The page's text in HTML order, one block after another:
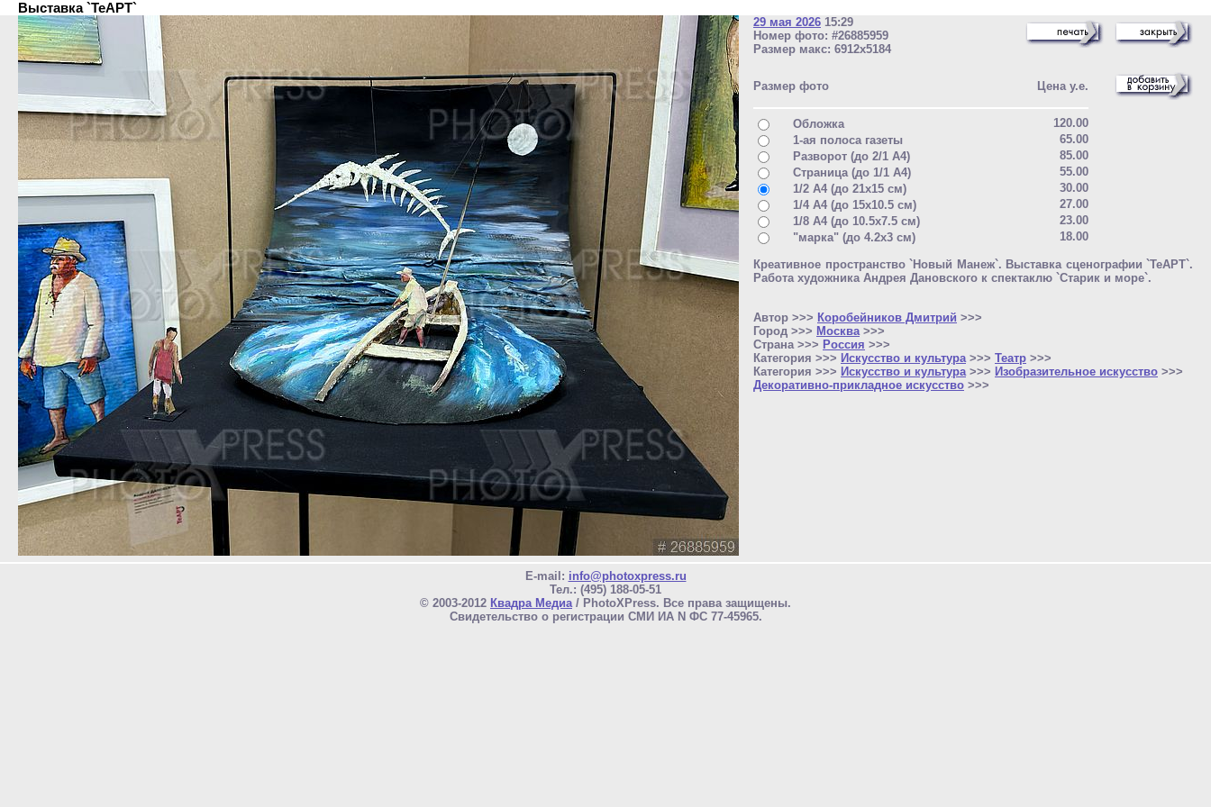
Выставка `ТеАРТ`
29 мая 2026 15:29
Номер фото: #26885959
Размер макс: 6912x5184
Размер фото Цена у.е.
Обложка
120.00
1-ая полоса газеты
65.00
Разворот (до 2/1 A4)
85.00
Страница (до 1/1 A4)
55.00
1/2 A4 (до 21x15 см)
30.00
1/4 A4 (до 15x10.5 см)
27.00
1/8 A4 (до 10.5x7.5 см)
23.00
"марка" (до 4.2x3 см)
18.00
Креативное пространство `Новый Манеж`. Выставка сценографии `ТеАРТ`.
Работа художника Андрея Дановского к спектаклю `Старик и море`.
Автор >>> Коробейников Дмитрий >>>
Город >>> Москва >>>
Страна >>> Россия >>>
Категория >>> Искусство и культура >>> Театр >>>
Категория >>> Искусство и культура >>> Изобразительное искусство >>>
Декоративно-прикладное искусство >>>
E-mail: info@photoxpress.ru
Тел.: (495) 188-05-51
© 2003-2012 Квадра Медиа/ PhotoXPress. Все права защищены.
Свидетельство о регистрации СМИ ИА N ФС 77-45965.